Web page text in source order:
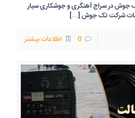
جوش در سراج آهنگری و جوشکاری سیار
شرکت تک جوش […]
0 اطلاعات بیشتر